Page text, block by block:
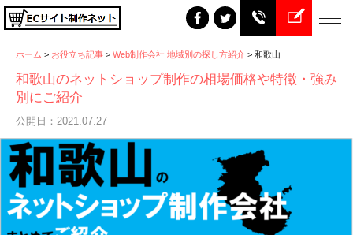
ホーム > お役立ち記事 > Web制作会社 地域別の探し方紹介 > 和歌山
和歌山のネットショップ制作の相場価格や特徴・強み
別にご紹介
公開日：2021.07.27